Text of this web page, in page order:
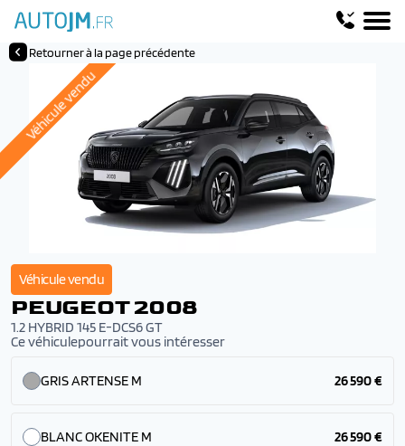
Retourner à la page précédente
Véhicule vendu
Véhicule vendu
PEUGEOT 2008
1.2 HYBRID 145 E-DCS6 GT
Ce véhiculepourrait vous intéresser
GRIS ARTENSE M 26 590 €
BLANC OKENITE M 26 590 €